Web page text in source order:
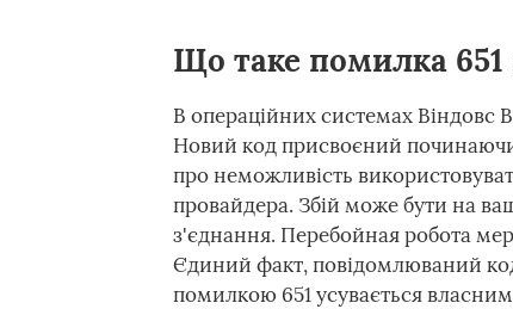
Що таке помилка 651
В операційних системах Віндовс
Новий код присвоєний
про неможливість
провайдера. Збій може бути на
з'єднання. Перебойная робота
Єдиний факт, повідомлюваний
помилкою 651 усувається